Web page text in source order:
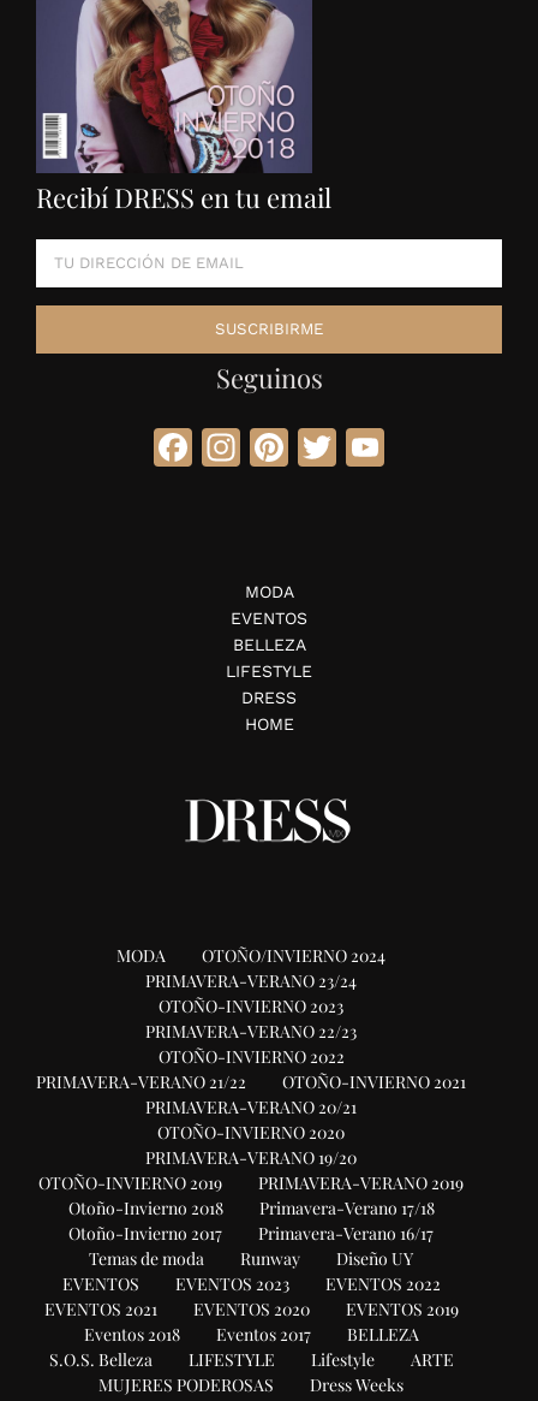
Recibí DRESS en tu email
Seguinos
Facebook
Instagram
Pinterest
Twitter
MODA
EVENTOS
BELLEZA
LIFESTYLE
DRESS
HOME
MODA
OTOÑO/INVIERNO 2024
PRIMAVERA-VERANO 23/24
OTOÑO-INVIERNO 2023
PRIMAVERA-VERANO 22/23
OTOÑO-INVIERNO 2022
PRIMAVERA-VERANO 21/22
OTOÑO-INVIERNO 2021
PRIMAVERA-VERANO 20/21
OTOÑO-INVIERNO 2020
PRIMAVERA-VERANO 19/20
OTOÑO-INVIERNO 2019
PRIMAVERA-VERANO 2019
Otoño-Invierno 2018
Primavera-Verano 17/18
Otoño-Invierno 2017
Primavera-Verano 16/17
Temas de moda
Runway
Diseño UY
EVENTOS
EVENTOS 2023
EVENTOS 2022
EVENTOS 2021
EVENTOS 2020
EVENTOS 2019
Eventos 2018
Eventos 2017
BELLEZA
S.O.S. Belleza
LIFESTYLE Lifestyle
ARTE
MUJERES PODEROSAS
Dress Weeks